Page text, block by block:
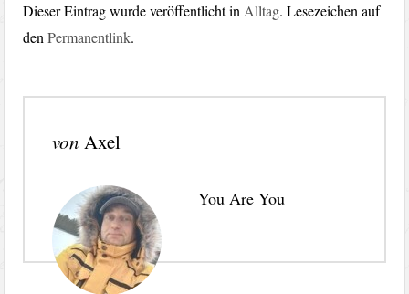
Dieser Eintrag wurde veröffentlicht in Alltag. Lesezeichen auf
denPermanentlink.
vonAxel
You Are You